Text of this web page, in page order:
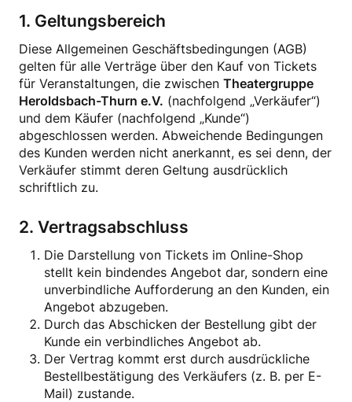
1. Geltungsbereich
Diese Allgemeinen Geschäftsbedingungen (AGB)
gelten für alle Verträge über den Kauf von Tickets
für Veranstaltungen, die zwischen Theatergruppe
Heroldsbach-Thurn e.V. (nachfolgend „Verkäufer“)
und dem Käufer (nachfolgend „Kunde“)
abgeschlossen werden. Abweichende Bedingungen
des Kunden werden nicht anerkannt, es sei denn, der
Verkäufer stimmt deren Geltung ausdrücklich
schriftlich zu.
2. Vertragsabschluss
Die Darstellung von Tickets im Online-Shop
stellt kein bindendes Angebot dar, sondern eine
unverbindliche Aufforderung an den Kunden, ein
Angebot abzugeben.
Durch das Abschicken der Bestellung gibt der
Kunde ein verbindliches Angebot ab.
Der Vertrag kommt erst durch ausdrückliche
Bestellbestätigung des Verkäufers (z. B. per E-
Mail) zustande.